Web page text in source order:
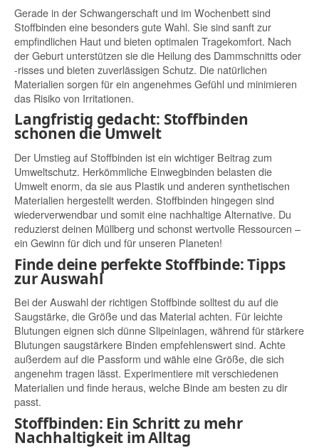
Gerade in der Schwangerschaft und im Wochenbett sind
Stoffbinden eine besonders gute Wahl. Sie sind sanft zur
empfindlichen Haut und bieten optimalen Tragekomfort. Nach
der Geburt unterstützen sie die Heilung des Dammschnitts oder
-risses und bieten zuverlässigen Schutz. Die natürlichen
Materialien sorgen für ein angenehmes Gefühl und minimieren
das Risiko von Irritationen.
Langfristig gedacht: Stoffbinden
schonen die Umwelt
Der Umstieg auf Stoffbinden ist ein wichtiger Beitrag zum
Umweltschutz. Herkömmliche Einwegbinden belasten die
Umwelt enorm, da sie aus Plastik und anderen synthetischen
Materialien hergestellt werden. Stoffbinden hingegen sind
wiederverwendbar und somit eine nachhaltige Alternative. Du
reduzierst deinen Müllberg und schonst wertvolle Ressourcen –
ein Gewinn für dich und für unseren Planeten!
Finde deine perfekte Stoffbinde: Tipps
zur Auswahl
Bei der Auswahl der richtigen Stoffbinde solltest du auf die
Saugstärke, die Größe und das Material achten. Für leichte
Blutungen eignen sich dünne Slipeinlagen, während für stärkere
Blutungen saugstärkere Binden empfehlenswert sind. Achte
außerdem auf die Passform und wähle eine Größe, die sich
angenehm tragen lässt. Experimentiere mit verschiedenen
Materialien und finde heraus, welche Binde am besten zu dir
passt.
Stoffbinden: Ein Schritt zu mehr
Nachhaltigkeit im Alltag